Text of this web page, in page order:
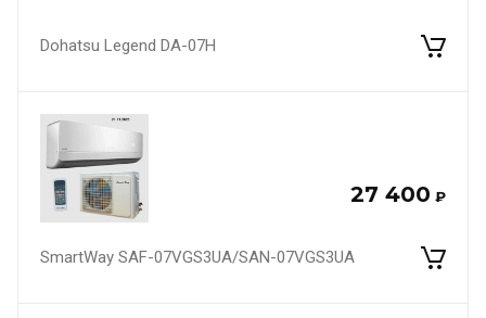
Dohatsu Legend DA-07H
27 400 ₽
SmartWay SAF-07VGS3UA/SAN-07VGS3UA